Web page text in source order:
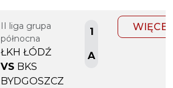
II liga grupa
północna
ŁKH ŁÓDŹ
VS BKS
BYDGOSZCZ
1
A
WIĘCEJ